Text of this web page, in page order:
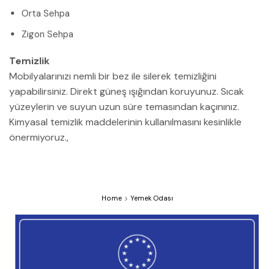
Orta Sehpa
Zigon Sehpa
Temizlik
Mobilyalarınızı nemli bir bez ile silerek temizliğini
yapabilirsiniz. Direkt güneş ışığından koruyunuz. Sıcak
yüzeylerin ve suyun uzun süre temasından kaçınınız.
Kimyasal temizlik maddelerinin kullanılmasını kesinlikle
önermiyoruz.,
Home Yemek Odası